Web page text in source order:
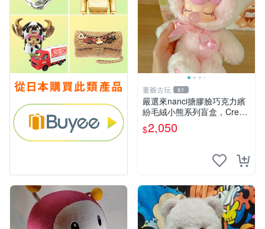
董爺古玩 61
嚴選來nanci搪膠臉巧克力繽
紛毛絨小熊系列盲盒，Crea
my櫻花巧藝盲盒 隱藏款Crea
my櫻花巧藝 嬰熊盲盒娃娃 樂
$2,050